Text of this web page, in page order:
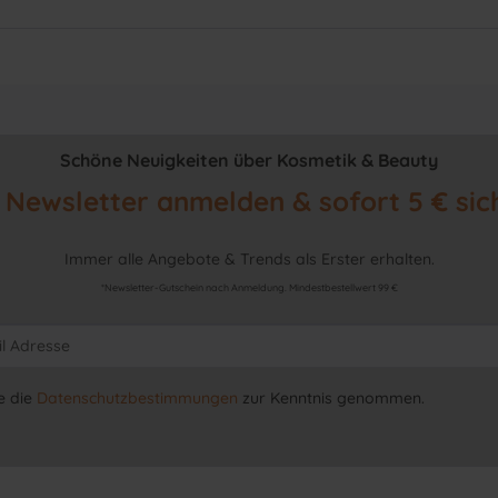
Schöne Neuigkeiten über Kosmetik & Beauty
Newsletter anmelden & sofort 5 €
Immer alle Angebote & Trends als Erster erhalten.
*Newsletter-Gutschein nach Anmeldung. Mindestbestellwert 99 €
die Datenschutzbestimmungen zur Kenntnis genommen.